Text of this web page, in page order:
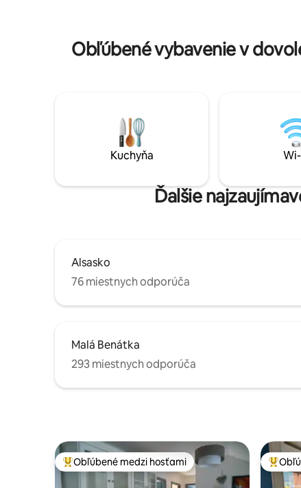
Obľúbené vybavenie v
Kuchyňa
Ďalšie
Alsasko
76 miestnych odporúča
Malá Benátka
293 miestnych odporúča
Najobľúbenejšie medzi hosťami
Obľúbené medzi hosťami